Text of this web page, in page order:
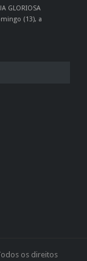
GLORIOSA
(13), a
os direitos